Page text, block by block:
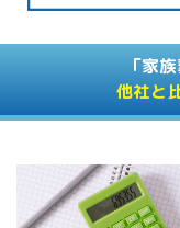
「家
他社と